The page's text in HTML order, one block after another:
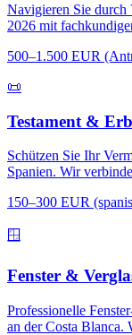
Navigieren Sie durch
2026 mit
500–1.500 EUR
📜
Testament &
Schützen Sie Ihr
Spanien. Wir
150–300 EUR
🪟
Fenster &
Professionelle
an der Costa